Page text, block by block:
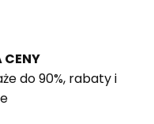
do 90%, rabaty i